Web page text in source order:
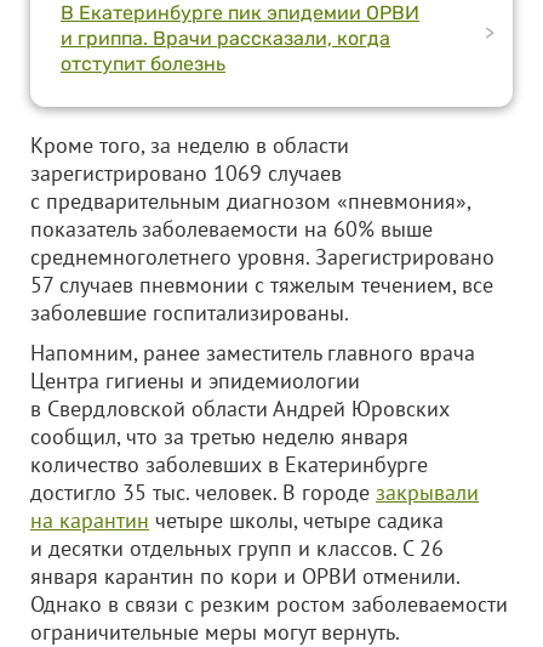
В Екатеринбурге пик эпидемии ОРВИ
и гриппа. Врачи рассказали, когда
отступит болезнь
>
Кроме того, за неделю в области
зарегистрировано 1069 случаев
с предварительным диагнозом «пневмония»,
показатель заболеваемости на 60% выше
среднемноголетнего уровня. Зарегистрировано
57 случаев пневмонии с тяжелым течением, все
заболевшие госпитализированы.
Напомним, ранее заместитель главного врача
Центра гигиены и эпидемиологии
в Свердловской области Андрей Юровских
сообщил, что за третью неделю января
количество заболевших в Екатеринбурге
достигло 35 тыс. человек. В городе закрывали
на карантин четыре школы, четыре садика
и десятки отдельных групп и классов. С 26
января карантин по кори и ОРВИ отменили.
Однако в связи с резким ростом заболеваемости
ограничительные меры могут вернуть.